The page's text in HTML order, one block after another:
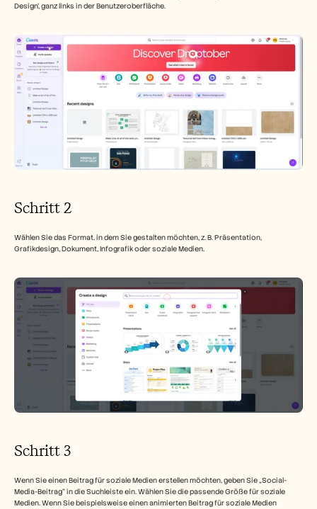
Design', ganz links in der Benutzeroberfläche.
Schritt 2
Wählen Sie das Format, in dem Sie gestalten möchten, z. B. Präsentation,
Grafikdesign, Dokument, Infografik oder soziale Medien.
Schritt 3
Wenn Sie einen Beitrag für soziale Medien erstellen möchten, geben Sie „Social-
Media-Beitrag“ in die Suchleiste ein. Wählen Sie die passende Größe für soziale
Medien. Wenn Sie beispielsweise einen animierten Beitrag für soziale Medien